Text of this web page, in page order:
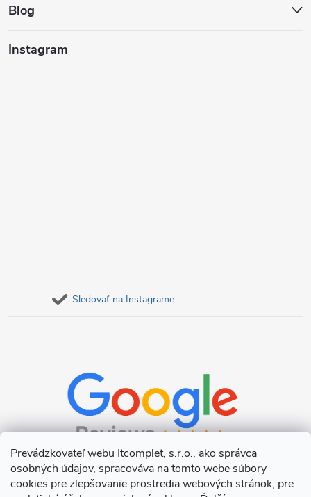
Prevádzkovateľ webu Itcomplet, s.r.o., ako správca
osobných údajov, spracováva na tomto webe súbory
cookies pre zlepšovanie prostredia webových stránok, pre
Blog
Instagram
Sledovať na Instagrame